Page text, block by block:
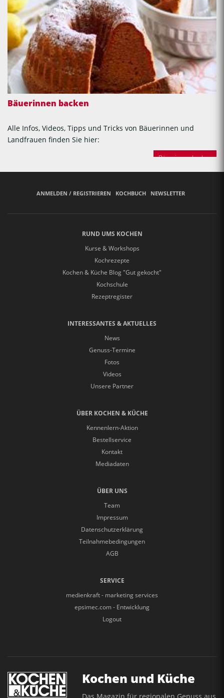
Bäuerinnen backen
Alle Infos, Videos, Tipps und Tricks von Bäuerinnen und
Landfrauen finden Sie hier:
Bäuerinnen backen
ANMELDEN / REGISTRIEREN KOCHBUCH NEWSLETTER
RUND UMS KOCHEN
Kurse & Workshops
Kochrezepte
Kochen & Küche Blog "Gut gekocht"
Kochschule
Rezeptregister
INTERESSANTES & AKTUELLES
News
Genuss-Termine
Fotos
Videos
Unsere Partner
ÜBER KOCHEN & KÜCHE
Kennenlern-Aktion
Bestellservice
Kontakt
Mediadaten
ÜBER UNS
Team
Impressum
Datenschutzerklärung
Teilnahmebedingungen
AGB
SERVICE
medienkraft - marketing services
epsimec.com - Entwicklung
Logout
Kochen und Küche